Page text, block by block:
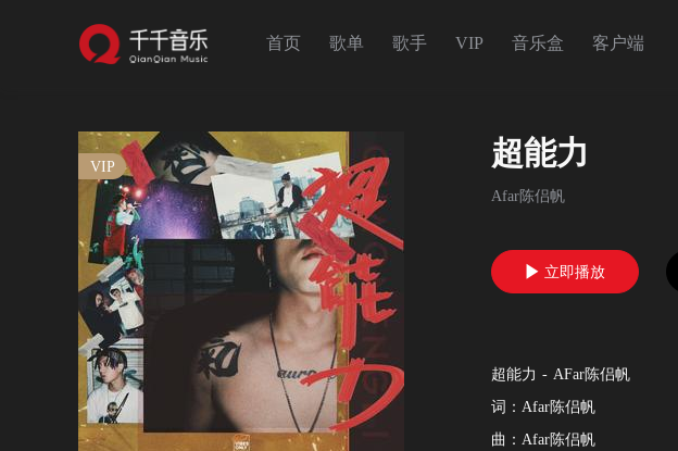
首页 歌单 歌手 VIP 音乐盒 客户端
VIP 超能力
Afar陈侣帆
 立即播放
超能力 - AFar陈侣帆
词：Afar陈侣帆
曲：Afar陈侣帆